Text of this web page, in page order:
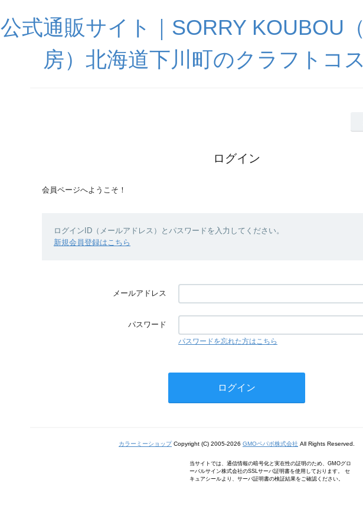
公式通販サイト｜SORRY KOUBOU
房）北海道下川町のクラフトコ
ログイン
会員ページへようこそ！
ログインID（メールアドレス）とパスワードを入力してください。
新規会員登録はこちら
メールアドレス
パスワード
パスワードを忘れた方はこちら
カラーミーショップCopyright (C) 2005-2026 GMOペパボ株式会社 All Rights Reserved.
当サイトでは、通信情報の暗号化と実在性の証明のため、GMOグロ
ーバルサイン株式会社のSSLサーバ証明書を使用しております。 セ
キュアシールより、サーバ証明書の検証結果をご確認ください。